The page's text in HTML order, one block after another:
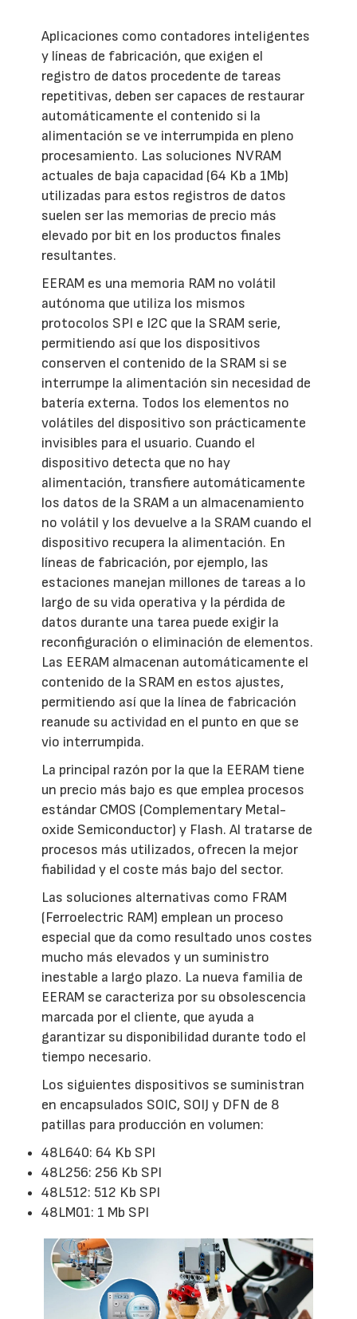
Aplicaciones como contadores inteligentes
y líneas de fabricación, que exigen el
registro de datos procedente de tareas
repetitivas, deben ser capaces de restaurar
automáticamente el contenido si la
alimentación se ve interrumpida en pleno
procesamiento. Las soluciones NVRAM
actuales de baja capacidad (64 Kb a 1Mb)
utilizadas para estos registros de datos
suelen ser las memorias de precio más
elevado por bit en los productos finales
resultantes.
EERAM es una memoria RAM no volátil
autónoma que utiliza los mismos
protocolos SPI e I2C que la SRAM serie,
permitiendo así que los dispositivos
conserven el contenido de la SRAM si se
interrumpe la alimentación sin necesidad de
batería externa. Todos los elementos no
volátiles del dispositivo son prácticamente
invisibles para el usuario. Cuando el
dispositivo detecta que no hay
alimentación, transfiere automáticamente
los datos de la SRAM a un almacenamiento
no volátil y los devuelve a la SRAM cuando el
dispositivo recupera la alimentación. En
líneas de fabricación, por ejemplo, las
estaciones manejan millones de tareas a lo
largo de su vida operativa y la pérdida de
datos durante una tarea puede exigir la
reconfiguración o eliminación de elementos.
Las EERAM almacenan automáticamente el
contenido de la SRAM en estos ajustes,
permitiendo así que la línea de fabricación
reanude su actividad en el punto en que se
vio interrumpida.
La principal razón por la que la EERAM tiene
un precio más bajo es que emplea procesos
estándar CMOS (Complementary Metal-
oxide Semiconductor) y Flash. Al tratarse de
procesos más utilizados, ofrecen la mejor
fiabilidad y el coste más bajo del sector.
Las soluciones alternativas como FRAM
(Ferroelectric RAM) emplean un proceso
especial que da como resultado unos costes
mucho más elevados y un suministro
inestable a largo plazo. La nueva familia de
EERAM se caracteriza por su obsolescencia
marcada por el cliente, que ayuda a
garantizar su disponibilidad durante todo el
tiempo necesario.
Los siguientes dispositivos se suministran
en encapsulados SOIC, SOIJ y DFN de 8
patillas para producción en volumen:
48L640: 64 Kb SPI
48L256: 256 Kb SPI
48L512: 512 Kb SPI
48LM01: 1 Mb SPI